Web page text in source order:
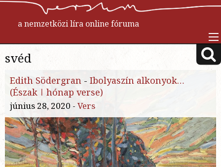
a nemzetközi líra online fóruma
svéd
Edith Södergran - Ibolyaszín alkonyok…
(Észak ǀ hónap verse)
június 28, 2020 - Vers